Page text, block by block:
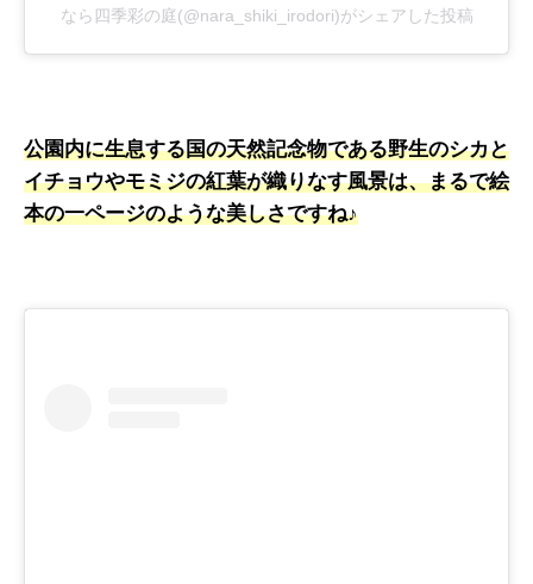
なら四季彩の庭(@nara_shiki_irodori)がシェアした投稿
公園内に生息する国の天然記念物である野生のシカと
イチョウやモミジの紅葉が織りなす風景は、まるで絵
本の一ページのような美しさですね♪